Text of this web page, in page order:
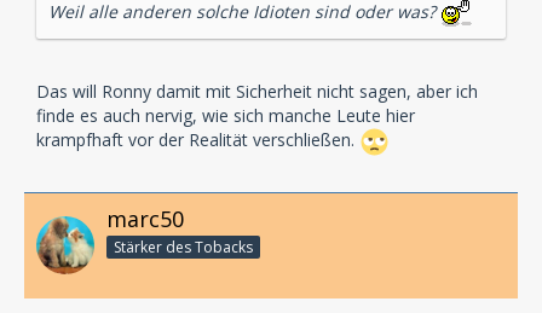
Weil alle anderen solche Idioten sind oder was?
Das will Ronny damit mit Sicherheit nicht sagen, aber ich
finde es auch nervig, wie sich manche Leute hier
krampfhaft vor der Realität verschließen.
marc50
Stärker des Tobacks